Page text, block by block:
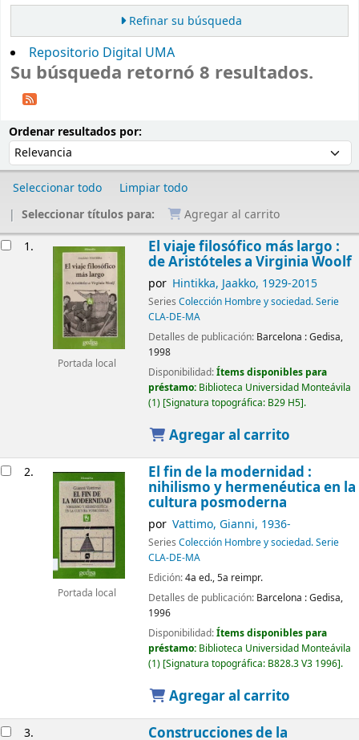
Refinar su búsqueda
Repositorio Digital UMA
Su búsqueda retornó 8 resultados.
Ordenar resultados por:
Seleccionar todo
Limpiar todo
Seleccionar títulos para:
Agregar al carrito
1.
Portada local
El viaje filosófico más largo :
de Aristóteles a Virginia Woolf
por Hintikka, Jaakko, 1929-2015
Series Colección Hombre y sociedad. Serie
CLA-DE-MA
Detalles de publicación: Barcelona :Gedisa,
1998
Disponibilidad:Ítems disponibles para
préstamo: Biblioteca Universidad Monteávila
(1) Signatura topográfica: B29 H5 .
Agregar al carrito
2.
Portada local
El fin de la modernidad :
nihilismo y hermenéutica en la
cultura posmoderna
por Vattimo, Gianni, 1936-
Series Colección Hombre y sociedad. Serie
CLA-DE-MA
Edición:4a ed., 5a reimpr.
Detalles de publicación: Barcelona :Gedisa,
1996
Disponibilidad:Ítems disponibles para
préstamo: Biblioteca Universidad Monteávila
(1) Signatura topográfica: B828.3 V3 1996 .
Agregar al carrito
3. Construcciones de la